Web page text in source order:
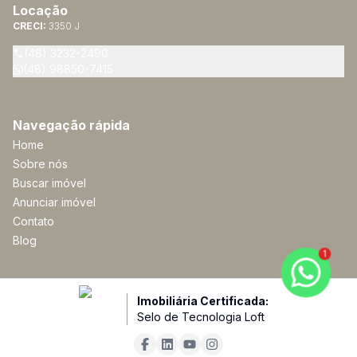
Locação
CRECI: 3350 J
Navegação rápida
Home
Sobre nós
Buscar imóvel
Anunciar imóvel
Contato
Blog
Imobiliária Certificada:
Selo de Tecnologia Loft
1